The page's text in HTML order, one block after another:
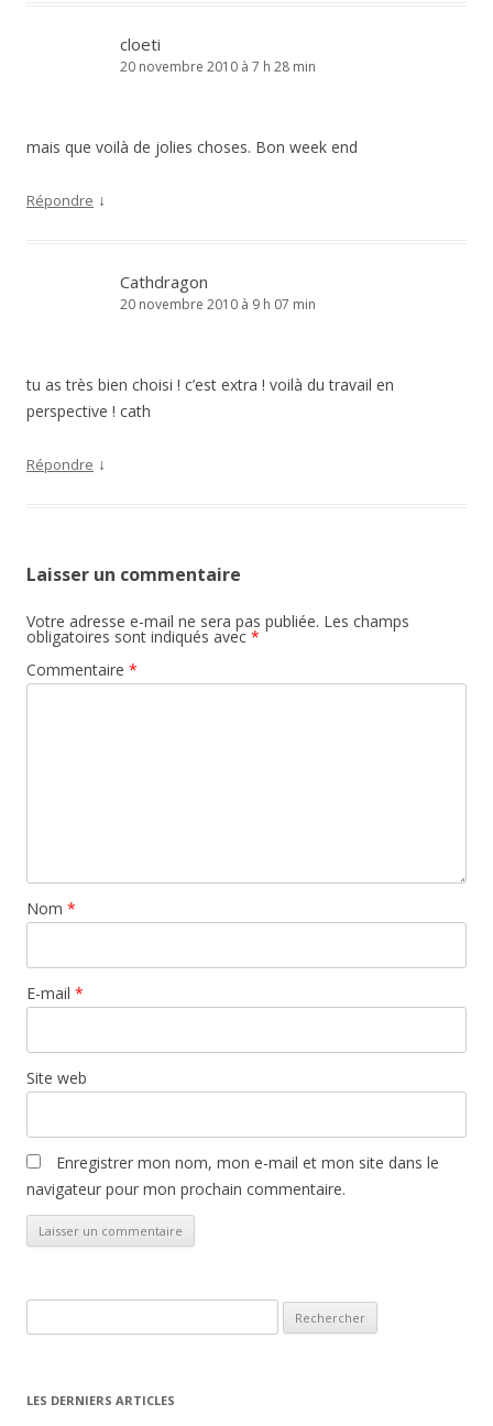
cloeti
20 novembre 2010 à 7 h 28 min
mais que voilà de jolies choses. Bon week end
Répondre ↓
Cathdragon
20 novembre 2010 à 9 h 07 min
tu as très bien choisi ! c’est extra ! voilà du travail en
perspective ! cath
Répondre ↓
Laisser un commentaire
Votre adresse e-mail ne sera pas publiée. Les champs
obligatoires sont indiqués avec *
Commentaire *
Nom *
E-mail *
Site web
Enregistrer mon nom, mon e-mail et mon site dans le
navigateur pour mon prochain commentaire.
LES DERNIERS ARTICLES